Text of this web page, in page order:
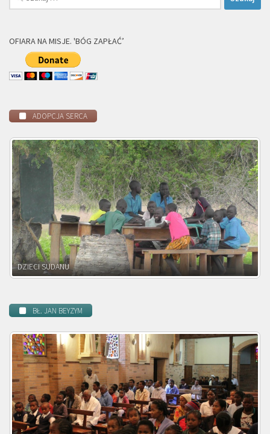
OFIARA NA MISJE. 'BÓG ZAPŁAĆ’
ADOPCJA SERCA
DZIECI ZAMBII
BŁ. JAN BEYZYM